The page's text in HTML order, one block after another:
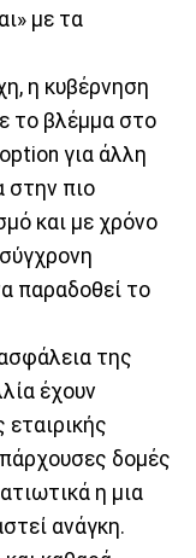
με τα
η κυβέρνηση
το βλέμμα στο
για άλλη
στην πιο
και με χρόνο
παραδοθεί το
της
έχουν
δομές
η μια
ανάγκη.